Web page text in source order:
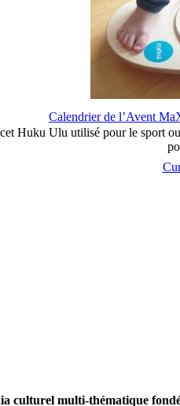
Calendrier de l’Avent
Huku Ulu utilisé pour le sport
culturel multi-thématique